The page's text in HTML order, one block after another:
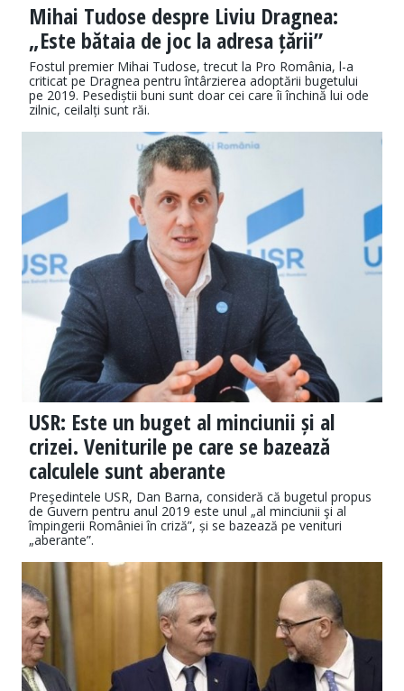
Mihai Tudose despre Liviu Dragnea:
„Este bătaia de joc la adresa țării”
Fostul premier Mihai Tudose, trecut la Pro România, l-a
criticat pe Dragnea pentru întârzierea adoptării bugetului
pe 2019. Pesediștii buni sunt doar cei care îi închină lui ode
zilnic, ceilalți sunt răi.
USR: Este un buget al minciunii și al
crizei. Veniturile pe care se bazează
calculele sunt aberante
Preşedintele USR, Dan Barna, consideră că bugetul propus
de Guvern pentru anul 2019 este unul „al minciunii şi al
împingerii României în criză”, și se bazează pe venituri
„aberante”.